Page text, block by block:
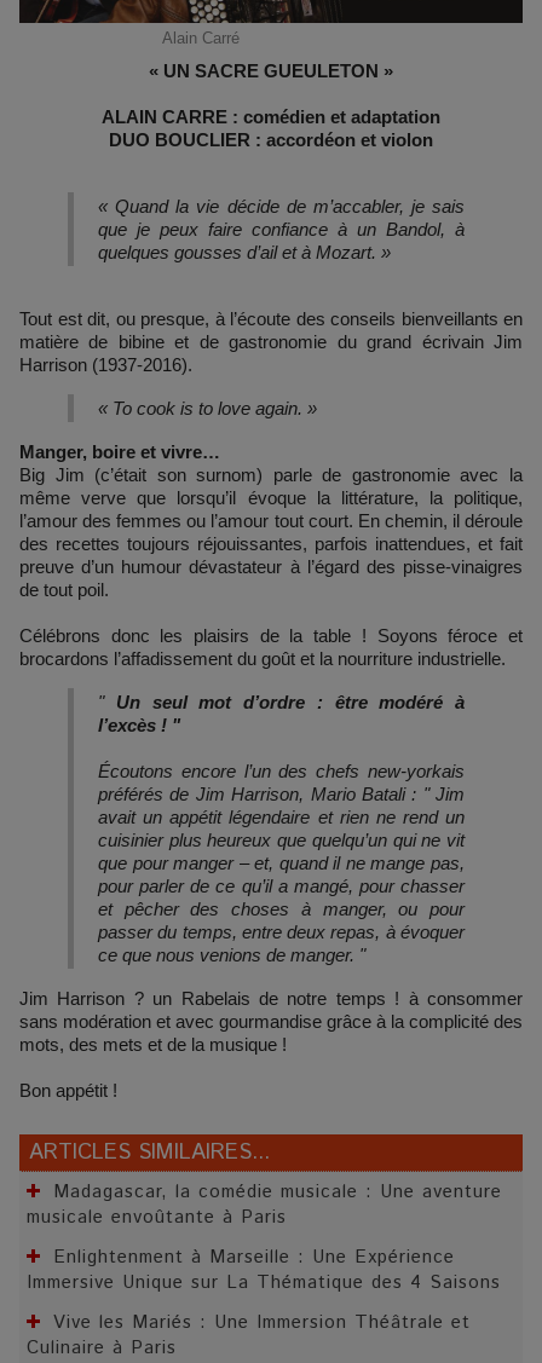
Alain Carré
« UN SACRE GUEULETON »
ALAIN CARRE : comédien et adaptation
DUO BOUCLIER : accordéon et violon
« Quand la vie décide de m’accabler, je sais
que je peux faire confiance à un Bandol, à
quelques gousses d’ail et à Mozart. »
Tout est dit, ou presque, à l’écoute des conseils bienveillants en
matière de bibine et de gastronomie du grand écrivain Jim
Harrison (1937-2016).
« To cook is to love again. »
Manger, boire et vivre…
Big Jim (c’était son surnom) parle de gastronomie avec la
même verve que lorsqu’il évoque la littérature, la politique,
l’amour des femmes ou l’amour tout court. En chemin, il déroule
des recettes toujours réjouissantes, parfois inattendues, et fait
preuve d’un humour dévastateur à l’égard des pisse-vinaigres
de tout poil.
Célébrons donc les plaisirs de la table ! Soyons féroce et
brocardons l’affadissement du goût et la nourriture industrielle.
"Un seul mot d’ordre : être modéré à
l’excès ! "
Écoutons encore l’un des chefs new-yorkais
préférés de Jim Harrison, Mario Batali : " Jim
avait un appétit légendaire et rien ne rend un
cuisinier plus heureux que quelqu’un qui ne vit
que pour manger – et, quand il ne mange pas,
pour parler de ce qu’il a mangé, pour chasser
et pêcher des choses à manger, ou pour
passer du temps, entre deux repas, à évoquer
ce que nous venions de manger. "
Jim Harrison ? un Rabelais de notre temps ! à consommer
sans modération et avec gourmandise grâce à la complicité des
mots, des mets et de la musique !
Bon appétit !
ARTICLES SIMILAIRES...
Madagascar, la comédie musicale : Une aventure
musicale envoûtante à Paris
Enlightenment à Marseille : Une Expérience
Immersive Unique sur La Thématique des 4 Saisons
Vive les Mariés : Une Immersion Théâtrale et
Culinaire à Paris